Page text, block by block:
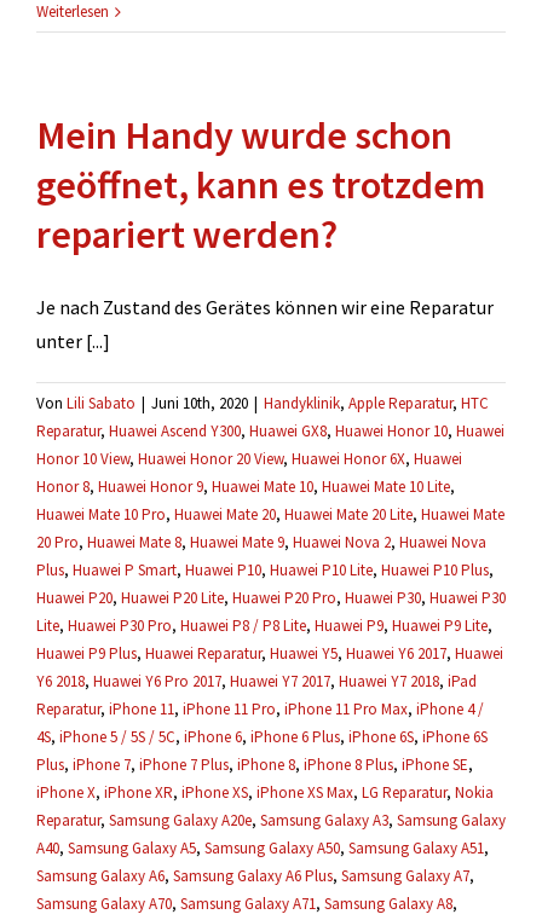
muss
Reparatur
bezahlen?
Weiterlesen
Mein Handy wurde schon
geöffnet, kann es trotzdem
repariert werden?
Je nach Zustand des Gerätes können wir eine Reparatur
unter [...]
Von Lili Sabato | Juni 10th, 2020 | Handyklinik, Apple Reparatur, HTC
Reparatur, Huawei Ascend Y300, Huawei GX8, Huawei Honor 10, Huawei
Honor 10 View, Huawei Honor 20 View, Huawei Honor 6X, Huawei
Honor 8, Huawei Honor 9, Huawei Mate 10, Huawei Mate 10 Lite,
Huawei Mate 10 Pro, Huawei Mate 20, Huawei Mate 20 Lite, Huawei Mate
20 Pro, Huawei Mate 8, Huawei Mate 9, Huawei Nova 2, Huawei Nova
Plus, Huawei P Smart, Huawei P10, Huawei P10 Lite, Huawei P10 Plus,
Huawei P20, Huawei P20 Lite, Huawei P20 Pro, Huawei P30, Huawei P30
Lite, Huawei P30 Pro, Huawei P8 / P8 Lite, Huawei P9, Huawei P9 Lite,
Huawei P9 Plus, Huawei Reparatur, Huawei Y5, Huawei Y6 2017, Huawei
Y6 2018, Huawei Y6 Pro 2017, Huawei Y7 2017, Huawei Y7 2018, iPad
Reparatur, iPhone 11, iPhone 11 Pro, iPhone 11 Pro Max, iPhone 4 /
4S, iPhone 5 / 5S / 5C, iPhone 6, iPhone 6 Plus, iPhone 6S, iPhone 6S
Plus, iPhone 7, iPhone 7 Plus, iPhone 8, iPhone 8 Plus, iPhone SE,
iPhone X, iPhone XR, iPhone XS, iPhone XS Max, LG Reparatur, Nokia
Reparatur, Samsung Galaxy A20e, Samsung Galaxy A3, Samsung Galaxy
A40, Samsung Galaxy A5, Samsung Galaxy A50, Samsung Galaxy A51,
Samsung Galaxy A6, Samsung Galaxy A6 Plus, Samsung Galaxy A7,
Samsung Galaxy A70, Samsung Galaxy A71, Samsung Galaxy A8,